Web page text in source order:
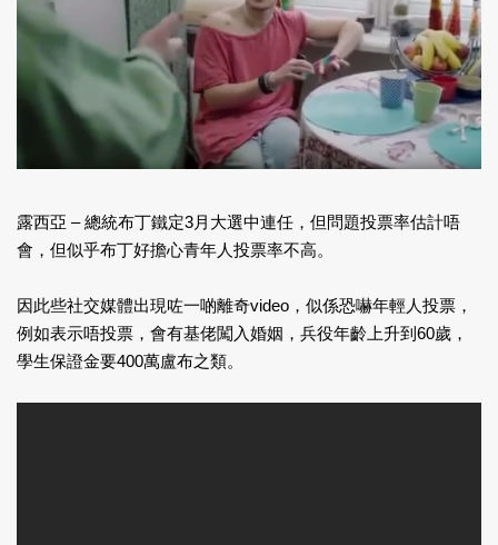
露西亞 – 總統布丁鐵定3月大選中連任，但問題投票率估計唔
會，但似乎布丁好擔心青年人投票率不高。
因此些社交媒體出現咗一啲離奇video，似係恐嚇年輕人投票，
例如表示唔投票，會有基佬闖入婚姻，兵役年齡上升到60歲，
學生保證金要400萬盧布之類。